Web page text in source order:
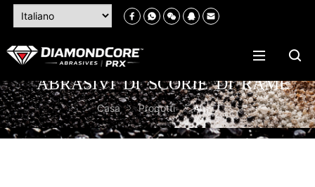
ABRASIVI DI SCORIE DI RAME
Casa Prodotti Abrasivi di scorie di rame